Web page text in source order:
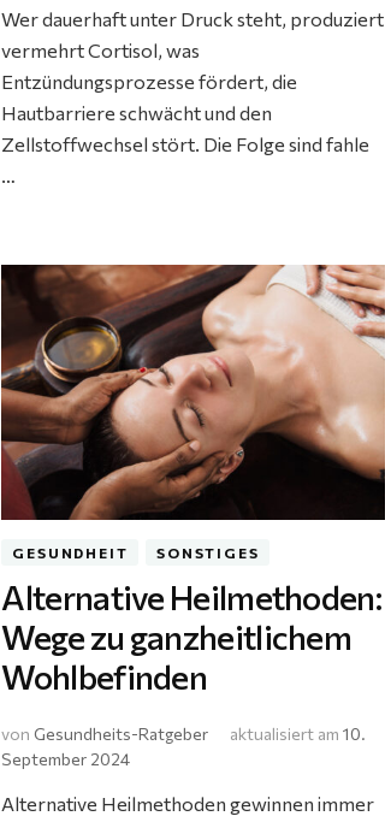
Wer dauerhaft unter Druck steht, produziert
vermehrt Cortisol, was
Entzündungsprozesse fördert, die
Hautbarriere schwächt und den
Zellstoffwechsel stört. Die Folge sind fahle
GESUNDHEIT SONSTIGES
Alternative Heilmethoden:
Wege zu ganzheitlichem
Wohlbefinden
von Gesundheits-Ratgeber aktualisiert am10.
September 2024
Alternative Heilmethoden gewinnen immer